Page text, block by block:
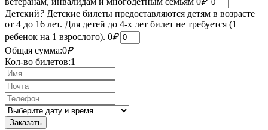
Детский? Детские билеты предоставляются детям в возрасте
от 4 до 16 лет. Для детей до 4-х лет билет не требуется (1
ребенок на 1 взрослого). 0₽
Общая сумма:0₽
Кол-во билетов:1